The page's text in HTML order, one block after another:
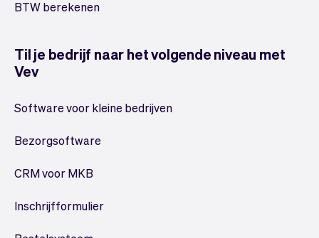
BTW berekenen
Til je bedrijf naar het volgende niveau met
Vev
Software voor kleine bedrijven
Bezorgsoftware
CRM voor MKB
Inschrijfformulier